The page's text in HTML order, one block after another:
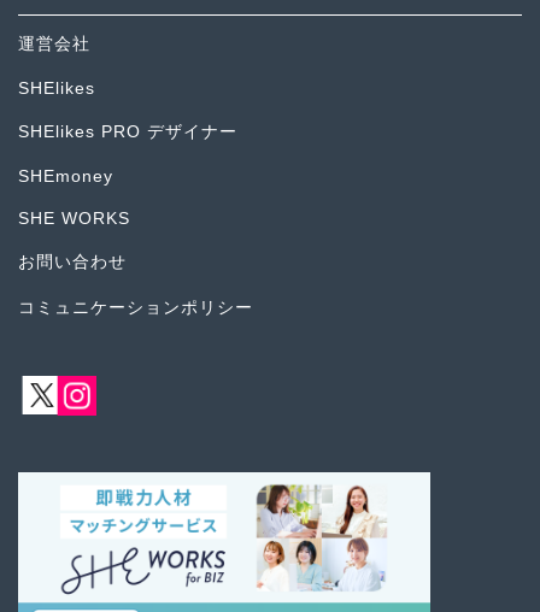
運営会社
SHElikes
SHElikes PRO デザイナー
SHEmoney
SHE WORKS
お問い合わせ
コミュニケーションポリシー